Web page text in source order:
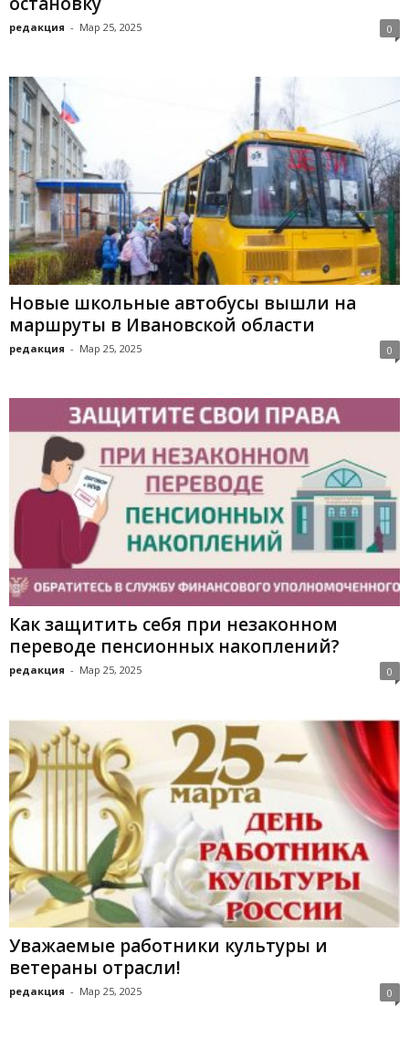
редакция - Мар 25, 2025 0
Новые школьные автобусы вышли на
маршруты в Ивановской области
редакция - Мар 25, 2025 0
Как защитить себя при незаконном
переводе пенсионных накоплений?
редакция - Мар 25, 2025 0
Уважаемые работники культуры и
ветераны отрасли!
редакция - Мар 25, 2025 0